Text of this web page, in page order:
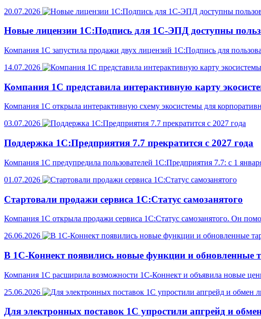
20.07.2026
Новые лицензии 1С:Подпись для 1С-ЭПД доступны
Компания 1С запустила продажи двух лицензий 1С:Подпись для
14.07.2026
Компания 1С представила интерактивную карту
Компания 1С открыла интерактивную схему экосистемы для
03.07.2026
Поддержка 1С:Предприятия 7.7 прекратится с 2027 года
Компания 1С предупредила пользователей 1С:Предприятия 7.7: с 1
01.07.2026
Стартовали продажи сервиса 1С:Статус самозанятого
Компания 1С открыла продажи сервиса 1С:Статус самозанятого. Он
26.06.2026
В 1С-Коннект появились новые функции и обновленные
Компания 1С расширила возможности 1С-Коннект и объявила новые
25.06.2026
Для электронных поставок 1С упростили апгрейд и